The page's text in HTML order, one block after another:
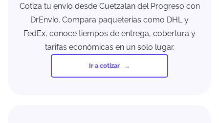
Cotiza tu envío desde Cuetzalan del Progreso con
DrEnvío. Compara paqueterías como DHL y
FedEx, conoce tiempos de entrega, cobertura y
tarifas económicas en un solo lugar.
Ir a cotizar